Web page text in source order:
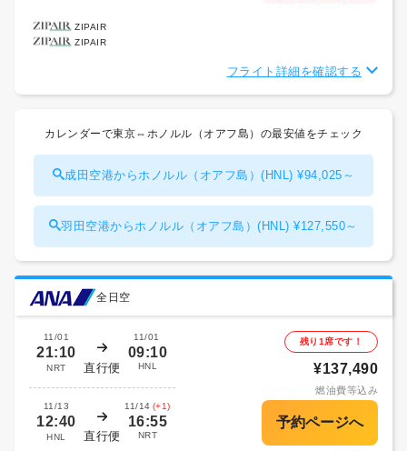
ZIPAIR
ZIPAIR
フライト詳細を確認する
カレンダーで東京⇔ホノルル（オアフ島）の最安値をチェック
成田空港からホノルル（オアフ島）(HNL) ¥94,025～
羽田空港からホノルル（オアフ島）(HNL) ¥127,550～
全日空
11/01
21:10
NRT 直行便
11/01
09:10
HNL
11/13
12:40
HNL 直行便
11/14 (+1)
16:55
NRT
残り1席です！
¥137,490
燃油費等込み